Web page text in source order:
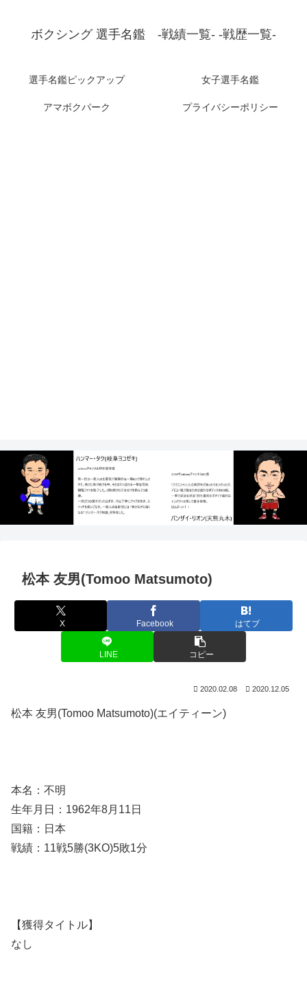
ボクシング 選手名鑑 -戦績一覧- -戦歴一覧-
選手名鑑ピックアップ 女子選手名鑑
アマボクパーク プライバシーポリシー
松本 友男(Tomoo Matsumoto)
X Facebook はてブ
LINE コピー
2020.02.08 2020.12.05
松本 友男(Tomoo Matsumoto)(エイティーン)
本名：不明
生年月日：1962年8月11日
国籍：日本
戦績：11戦5勝(3KO)5敗1分
【獲得タイトル】
なし